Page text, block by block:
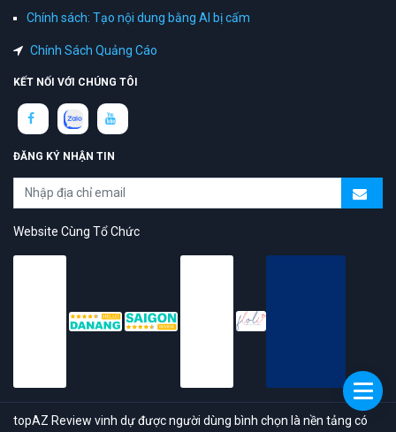
Chính sách: Tạo nội dung bằng AI bị cấm
Chính Sách Quảng Cáo
KẾT NỐI VỚI CHÚNG TÔI
ĐĂNG KÝ NHẬN TIN
Website Cùng Tổ Chức
topAZ Review vinh dự được người dùng bình chọn là nền tảng có
trải nghiệm tốt & chất lượng